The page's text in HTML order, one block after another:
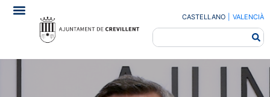
CASTELLANO VALENCIÀ